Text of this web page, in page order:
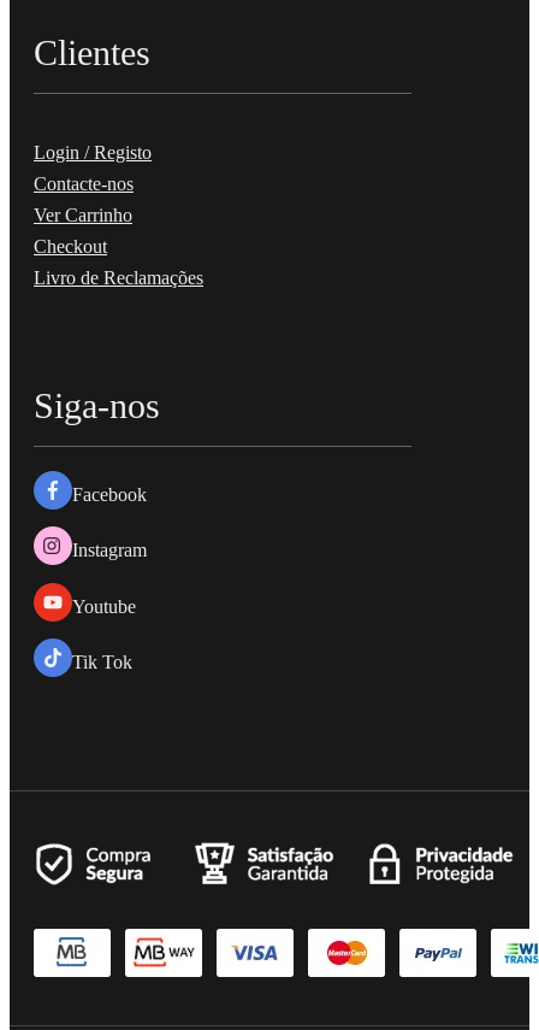
Clientes
Login / Registo
Contacte-nos
Ver Carrinho
Checkout
Livro de Reclamações
Siga-nos
Facebook
Instagram
Youtube
Tik Tok